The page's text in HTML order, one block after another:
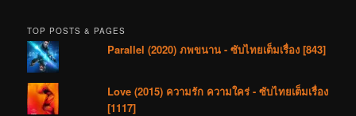
TOP POSTS & PAGES
Parallel (2020) ภพขนาน - ซับไทยเต็มเรื่อง [843]
Love (2015) ความรัก ความใคร่ - ซับไทยเต็มเรื่อง
[1117]